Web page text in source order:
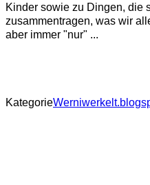
Kinder sowie zu Dingen, die
zusammentragen, was wir
aber immer "nur" ...
Kategorie